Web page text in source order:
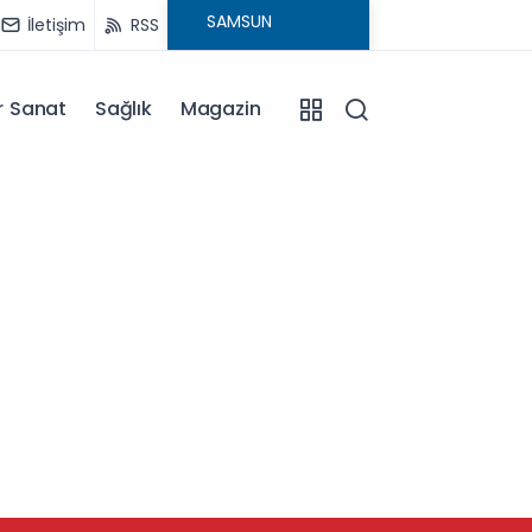
İletişim RSS
Sanat Sağlık Magazin